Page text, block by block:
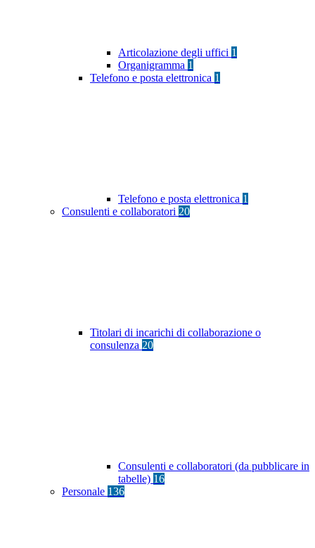
Articolazione degli uffici 1
Organigramma 1
Telefono e posta elettronica 1
Telefono e posta elettronica 1
Consulenti e collaboratori 20
Titolari di incarichi di collaborazione o
consulenza 20
Consulenti e collaboratori (da pubblicare in
tabelle) 16
Personale 136